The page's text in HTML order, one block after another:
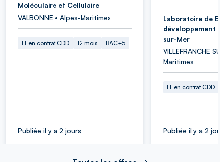
Moléculaire et Cellulaire
VALBONNE • Alpes-Maritimes
IT en contrat CDD 12 mois BAC+5
Publiée il y a 2 jours
Laboratoire de
développement
sur-Mer
VILLEFRANCHE
Maritimes
IT en contrat CDD
Publiée il y a 2